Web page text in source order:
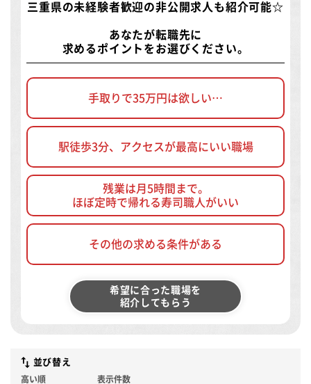
三重県の未経験者歓迎の非公開求人 も紹介可能☆
あなたが転職先に
求めるポイントをお選びください。
手取りで35万円は欲しい…
駅徒歩3分、アクセスが最高にいい職場
残業は月5時間まで。
ほぼ定時で帰れる寿司職人がいい
その他の求める条件がある
希望に合った職場を
紹介してもらう
並び替え
高い順 表示件数